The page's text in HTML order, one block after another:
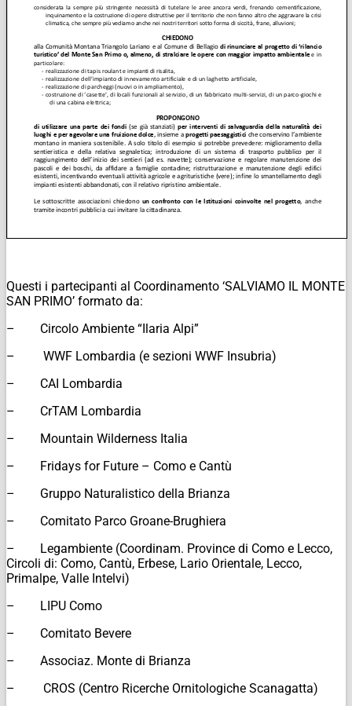
Questi i partecipanti al Coordinamento ‘SALVIAMO IL MONTE
SAN PRIMO’ formato da:
– Circolo Ambiente “Ilaria Alpi”
– WWF Lombardia (e sezioni WWF Insubria)
– CAI Lombardia
– CrTAM Lombardia
– Mountain Wilderness Italia
– Fridays for Future – Como e Cantù
– Gruppo Naturalistico della Brianza
– Comitato Parco Groane-Brughiera
– Legambiente (Coordinam. Province di Como e Lecco,
Circoli di: Como, Cantù, Erbese, Lario Orientale, Lecco,
Primalpe, Valle Intelvi)
– LIPU Como
– Comitato Bevere
– Associaz. Monte di Brianza
– CROS (Centro Ricerche Ornitologiche Scanagatta)